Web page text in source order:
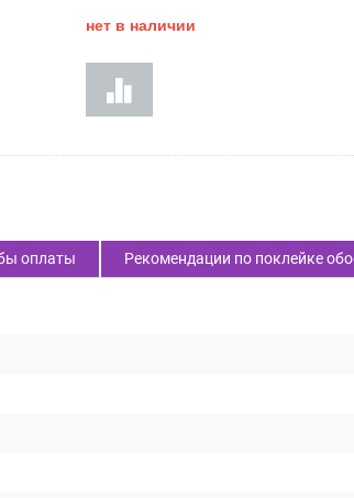
нет в наличии
оплаты Рекомендации по поклейке